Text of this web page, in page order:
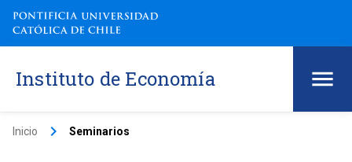
Instituto de Economía
Inicio keyboard_arrow_right Seminarios